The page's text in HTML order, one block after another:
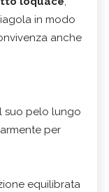
in modo
anche
suo pelo lungo
per
equilibrata